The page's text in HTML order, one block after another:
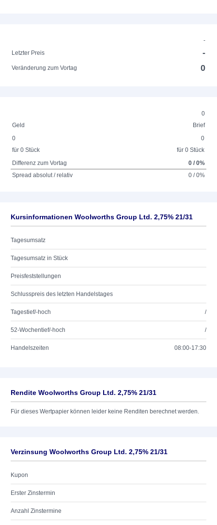
-
Letzter Preis
-
Veränderung zum Vortag 0
0
Geld
Brief
0
für 0 Stück
0
für 0 Stück
Differenz zum Vortag
0 / 0%
Spread absolut / relativ
0 / 0%
Kursinformationen Woolworths Group Ltd. 2,75% 21/31
Tagesumsatz
Tagesumsatz in Stück
Preisfeststellungen
Schlusspreis des letzten Handelstages
Tagestief/-hoch /
52-Wochentief/-hoch /
Handelszeiten 08:00-17:30
Rendite Woolworths Group Ltd. 2,75% 21/31
Für dieses Wertpapier können leider keine Renditen berechnet werden.
Verzinsung Woolworths Group Ltd. 2,75% 21/31
Kupon
Erster Zinstermin
Anzahl Zinstermine